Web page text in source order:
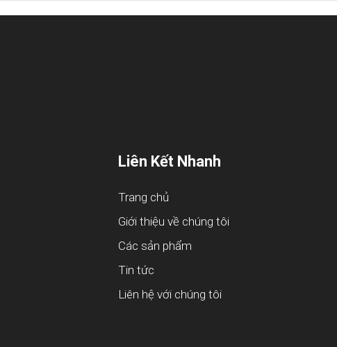
Liên Kết Nhanh
Trang chủ
Giới thiệu về chúng tôi
Các sản phẩm
Tin tức
Liên hệ với chúng tôi